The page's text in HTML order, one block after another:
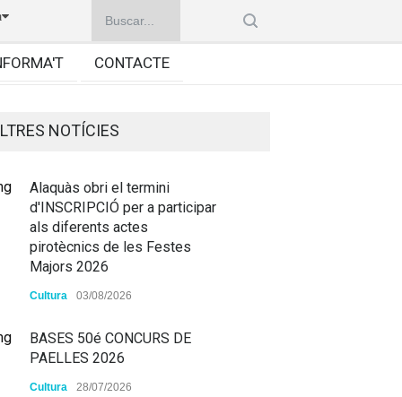
CONTACTE
NOTÍCIES
Alaquàs obri el termini
d'INSCRIPCIÓ per a participar
als diferents actes
pirotècnics de les Festes
Majors 2026
Cultura 03/08/2026
BASES 50é CONCURS DE
PAELLES 2026
Cultura 28/07/2026